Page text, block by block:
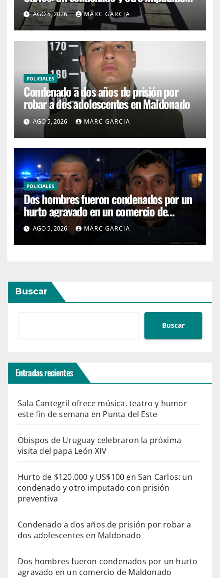
con prisión preventiva
AGO 5, 2026 MARC GARCIA
POLICIALES
Condenado a dos años de prisión por
robar a dos adolescentes en Maldonado
AGO 5, 2026 MARC GARCIA
POLICIALES
Dos hombres fueron condenados por un
hurto agravado en un comercio de
Maldonado
AGO 5, 2026 MARC GARCIA
Buscar
Buscar
Entradas recientes
Sala Cantegril ofrece música, teatro y humor
este fin de semana en Punta del Este
Obispos de Uruguay celebraron la próxima
visita del papa León XIV
Hurto de $120.000 y US$100 en San Carlos: un
condenado y otro imputado con prisión
preventiva
Condenado a dos años de prisión por robar a
dos adolescentes en Maldonado
Dos hombres fueron condenados por un hurto
agravado en un comercio de Maldonado